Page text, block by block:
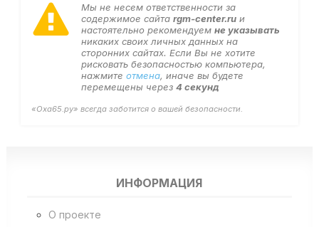
Мы не несем ответственности за
содержимое сайта rgm-center.ruи
настоятельно рекомендуем не указывать
никаких своих личных данных на
сторонних сайтах. Если Вы не хотите
рисковать безопасностью компьютера,
нажмите отмена, иначе вы будете
перемещены через 4 секунд
«Оха65.ру» всегда заботится о вашей безопасности.
ИНФОРМАЦИЯ
О проекте